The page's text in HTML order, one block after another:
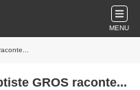
MENU
GROS raconte...